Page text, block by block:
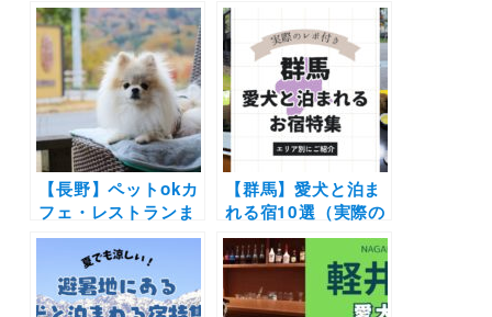
ング別）実際のおで
かけ写真レポ付き！
ンにおすすめプラ
ン！モクシー大阪新
梅田～Farmer’s
Kitchen～勝尾寺
【長野】ペットokカ
フェ・レストランま
とめ30選！| 自然豊
かな景色に包まれて
お蕎麦やピザを愛犬
と楽しもう♪
【群馬】愛犬と泊ま
れる宿10選（実際の
おでかけレポ＆口コ
ミつき）|草津温泉や
軽井沢の人気宿やお
すすめコテージを紹